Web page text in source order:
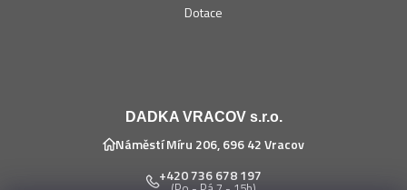
Dotace
DADKA VRACOV s.r.o.
Náměstí Míru 206, 696 42 Vracov
+420 736 678 197